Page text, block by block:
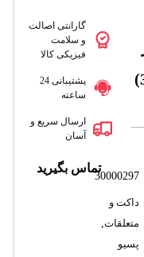
دانوب 21 (32)
30000297
داکت و
متعلقات,
پسیو
گارانتی اصالت
و سلامت
فیزیکی کالا
پشتیبانی 24
ساعته
ارسال سریع و
آسان
تماس بگیرید